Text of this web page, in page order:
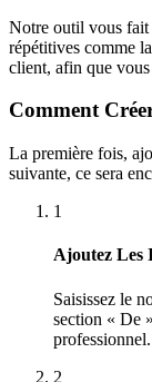
Notre outil vous fait
répétitives comme
client, afin que
Comment
La première fois,
suivante, ce sera
1
Ajoutez Les
Saisissez le
section « De
professionnel.
2